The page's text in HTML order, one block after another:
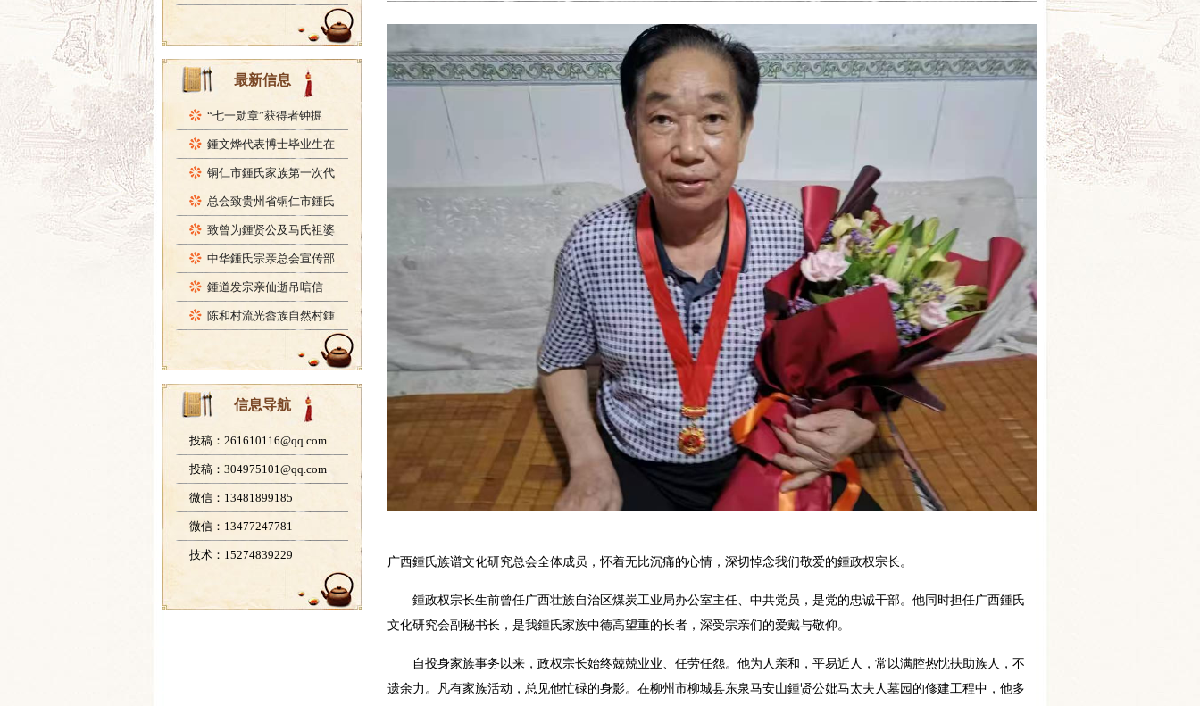
最新信息
“七一勋章”获得者钟掘
鍾文烨代表博士毕业生在
铜仁市鍾氏家族第一次代
总会致贵州省铜仁市鍾氏
致曾为鍾贤公及马氏祖婆
中华鍾氏宗亲总会宣传部
鍾道发宗亲仙逝吊唁信
陈和村流光畲族自然村鍾
信息导航
投稿：261610116@qq.com
投稿：304975101@qq.com
微信：13481899185
微信：13477247781
技术：15274839229
广西鍾氏族谱文化研究总会全体成员，怀着无比沉痛的心情，深切悼念我们敬爱的鍾政权宗长。
鍾政权宗长生前曾任广西壮族自治区煤炭工业局办公室主任、中共党员，是党的忠诚干部。他同时担任广西鍾氏
文化研究会副秘书长，是我鍾氏家族中德高望重的长者，深受宗亲们的爱戴与敬仰。
自投身家族事务以来，政权宗长始终兢兢业业、任劳任怨。他为人亲和，平易近人，常以满腔热忱扶助族人，不
遗余力。凡有家族活动，总见他忙碌的身影。在柳州市柳城县东泉马安山鍾贤公妣马太夫人墓园的修建工程中，他多